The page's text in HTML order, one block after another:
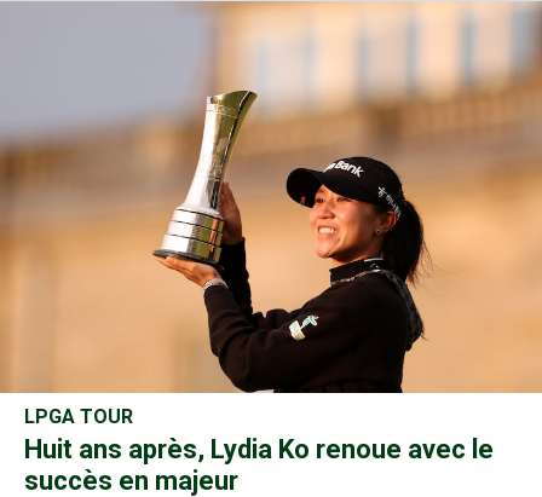
LPGA TOUR
Huit ans après, Lydia Ko renoue avec le
succès en majeur